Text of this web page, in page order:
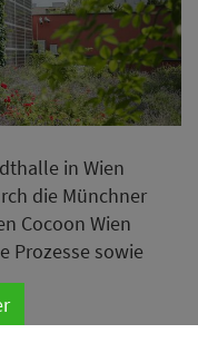
in Wien
die Münchner
Cocoon Wien
Prozesse sowie